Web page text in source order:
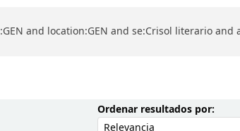
and location:GEN and se:Crisol literario and
Ordenar resultados por: